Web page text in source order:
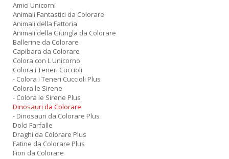
Amici Unicorni
Animali Fantastici da Colorare
Animali della Fattoria
Animali della Giungla da Colorare
Ballerine da Colorare
Capibara da Colorare
Colora con L Unicorno
Colora i Teneri Cuccioli
- Colora i Teneri Cuccioli Plus
Colora le Sirene
- Colora le Sirene Plus
Dinosauri da Colorare
- Dinosauri da Colorare Plus
Dolci Farfalle
Draghi da Colorare Plus
Fatine da Colorare Plus
Fiori da Colorare